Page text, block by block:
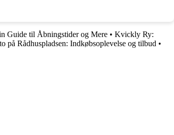
Guide til Åbningstider og Mere • Kvickly Ry:
på Rådhuspladsen: Indkøbsoplevelse og tilbud •